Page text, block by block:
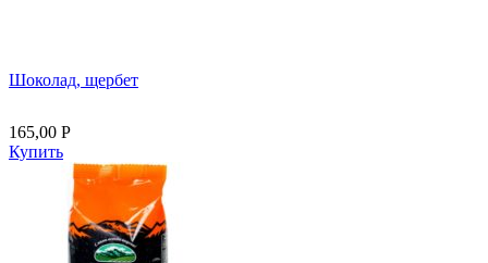
Шоколад, щербет
165,00 Р
Купить